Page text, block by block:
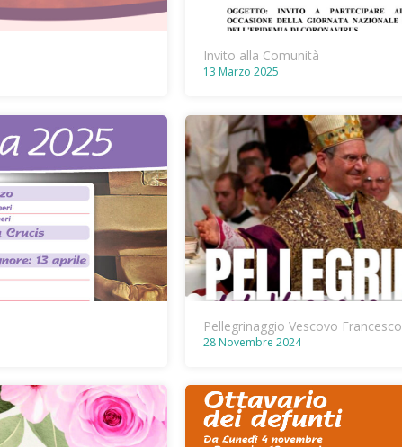
Invito alla Comunità
13 Marzo 2025
Pellegrinaggio Vescovo Francesco
28 Novembre 2024